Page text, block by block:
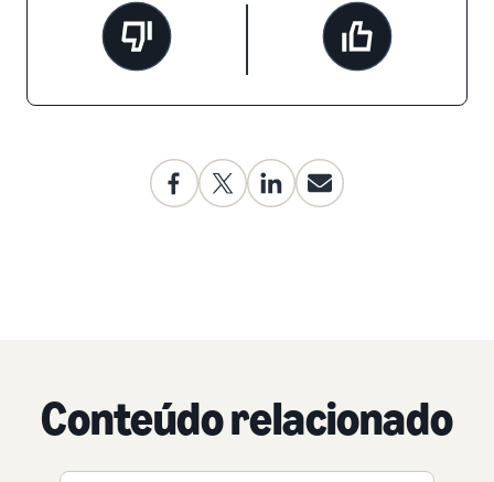
Conteúdo relacionado